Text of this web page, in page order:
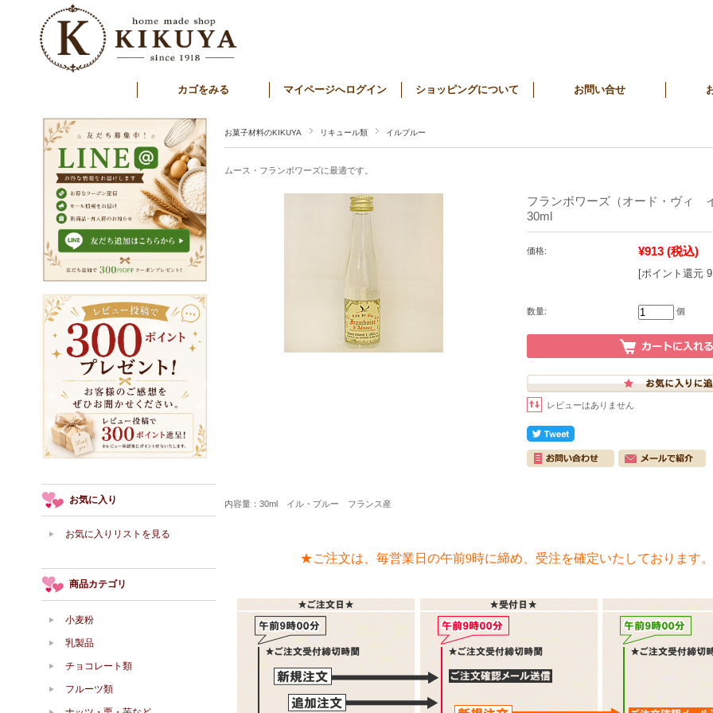
カゴをみる マイページへログイン ショッピングについて お問い合せ
お菓子材料のKIKUYA リキュール類 イルプルー
ムース・フランボワーズに最適です。
フランボワーズ（オード・ヴィ
30ml
価格: ¥913 (税込)
[ポイント還元
数量: 個
レビューはありません
内容量：30ml イル・プルー フランス産
★ご注文は、毎営業日の午前9時に締め、受注を確定いたしております。
お気に入り
お気に入りリストを見る
商品カテゴリ
小麦粉
乳製品
チョコレート類
フルーツ類